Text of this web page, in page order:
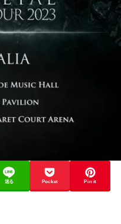
送る Pocket Pin it